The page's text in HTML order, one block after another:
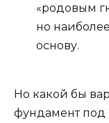
«родовым
но
основу.
Но какой бы
фундамент под